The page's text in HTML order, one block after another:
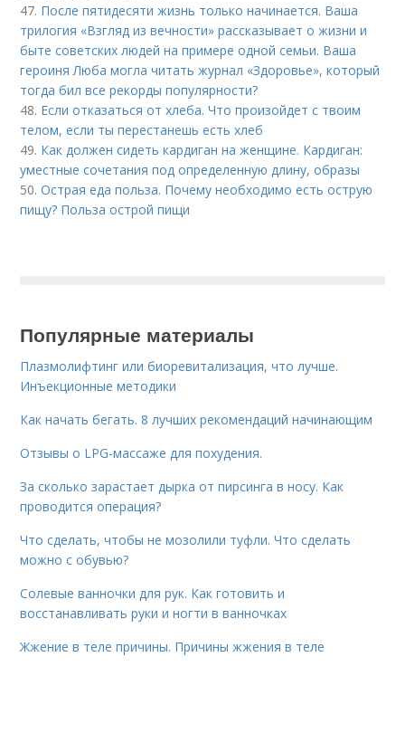
47. После пятидесяти жизнь только начинается. Ваша
трилогия «Взгляд из вечности» рассказывает о жизни и
быте советских людей на примере одной семьи. Ваша
героиня Люба могла читать журнал «Здоровье», который
тогда бил все рекорды популярности?
48. Если отказаться от хлеба. Что произойдет с твоим
телом, если ты перестанешь есть хлеб
49. Как должен сидеть кардиган на женщине. Кардиган:
уместные сочетания под определенную длину, образы
50.Острая еда польза. Почему необходимо есть острую
пищу? Польза острой пищи
Популярные материалы
Плазмолифтинг или биоревитализация, что лучше.
Инъекционные методики
Как начать бегать. 8 лучших рекомендаций начинающим
Отзывы о LPG-массаже для похудения.
За сколько зарастает дырка от пирсинга в носу. Как
проводится операция?
Что сделать, чтобы не мозолили туфли. Что сделать
можно с обувью?
Солевые ванночки для рук. Как готовить и
восстанавливать руки и ногти в ванночках
Жжение в теле причины. Причины жжения в теле